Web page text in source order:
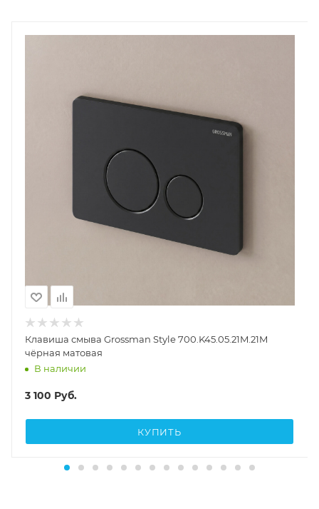
Клавиша смыва Grossman Style 700.K45.05.21M.21M
чёрная матовая
В наличии
3 100 Руб.
КУПИТЬ